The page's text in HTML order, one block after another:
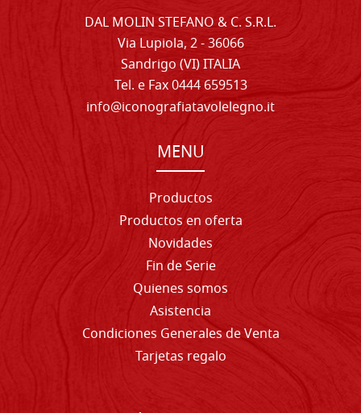
DAL MOLIN STEFANO & C. S.R.L.
Via Lupiola, 2 - 36066
Sandrigo (VI) ITALIA
Tel. e Fax 0444 659513
info@iconografiatavolelegno.it
MENU
Productos
Productos en oferta
Novidades
Fin de Serie
Quienes somos
Asistencia
Condiciones Generales de Venta
Tarjetas regalo